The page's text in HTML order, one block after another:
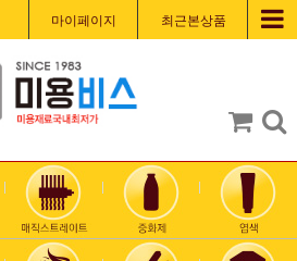
마이페이지 최근본상품